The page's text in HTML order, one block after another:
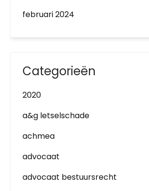
februari 2024
Categorieën
2020
a&g letselschade
achmea
advocaat
advocaat bestuursrecht